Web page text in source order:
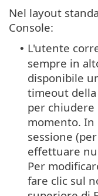
Nel layout
Console:
• L'utente
sempre in
disponibile
timeout della
per chiudere
momento. In
sessione
effettuare
Per
fare clic sul